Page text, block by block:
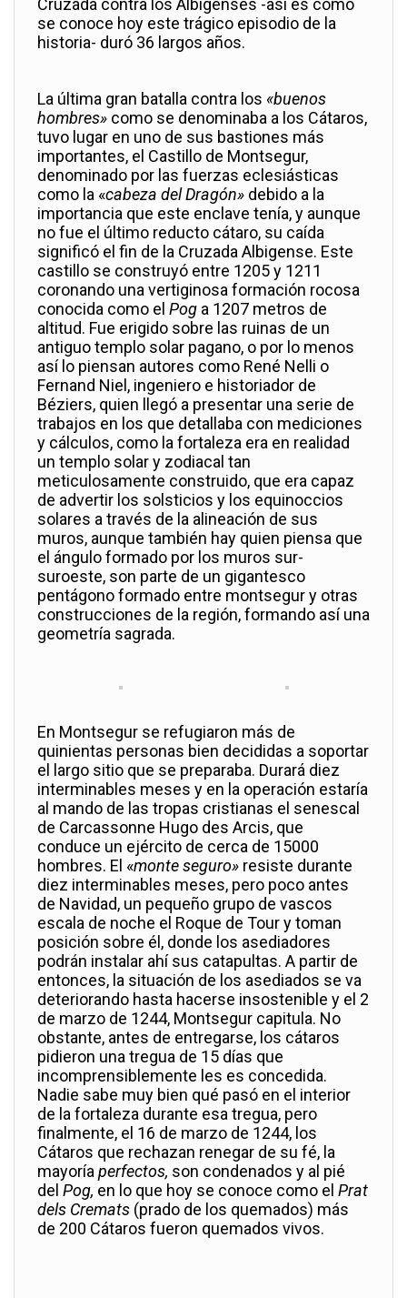
Cruzada contra los Albigenses -así es como
se conoce hoy este trágico episodio de la
historia- duró 36 largos años.
La última gran batalla contra los «buenos
hombres» como se denominaba a los Cátaros,
tuvo lugar en uno de sus bastiones más
importantes, el Castillo de Montsegur,
denominado por las fuerzas eclesiásticas
como la «cabeza del Dragón» debido a la
importancia que este enclave tenía, y aunque
no fue el último reducto cátaro, su caída
significó el fin de la Cruzada Albigense. Este
castillo se construyó entre 1205 y 1211
coronando una vertiginosa formación rocosa
conocida como el Pog a 1207 metros de
altitud. Fue erigido sobre las ruinas de un
antiguo templo solar pagano, o por lo menos
así lo piensan autores como René Nelli o
Fernand Niel, ingeniero e historiador de
Béziers, quien llegó a presentar una serie de
trabajos en los que detallaba con mediciones
y cálculos, como la fortaleza era en realidad
un templo solar y zodiacal tan
meticulosamente construido, que era capaz
de advertir los solsticios y los equinoccios
solares a través de la alineación de sus
muros, aunque también hay quien piensa que
el ángulo formado por los muros sur-
suroeste, son parte de un gigantesco
pentágono formado entre montsegur y otras
construcciones de la región, formando así una
geometría sagrada.
En Montsegur se refugiaron más de
quinientas personas bien decididas a soportar
el largo sitio que se preparaba. Durará diez
interminables meses y en la operación estaría
al mando de las tropas cristianas el senescal
de Carcassonne Hugo des Arcis, que
conduce un ejército de cerca de 15000
hombres. El «monte seguro» resiste durante
diez interminables meses, pero poco antes
de Navidad, un pequeño grupo de vascos
escala de noche el Roque de Tour y toman
posición sobre él, donde los asediadores
podrán instalar ahí sus catapultas. A partir de
entonces, la situación de los asediados se va
deteriorando hasta hacerse insostenible y el 2
de marzo de 1244, Montsegur capitula. No
obstante, antes de entregarse, los cátaros
pidieron una tregua de 15 días que
incomprensiblemente les es concedida.
Nadie sabe muy bien qué pasó en el interior
de la fortaleza durante esa tregua, pero
finalmente, el 16 de marzo de 1244, los
Cátaros que rechazan renegar de su fé, la
mayoría perfectos, son condenados y al pié
del Pog, en lo que hoy se conoce como el Prat
dels Cremats (prado de los quemados) más
de 200 Cátaros fueron quemados vivos.